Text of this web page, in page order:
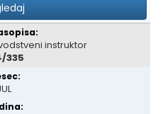
instruktor
335